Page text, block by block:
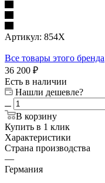
Артикул: 854X
Все товары этого бренда
36 200 ₽
Есть в наличии
Нашли дешевле?
В корзину
Купить в 1 клик
Характеристики
Страна производства
—
Германия